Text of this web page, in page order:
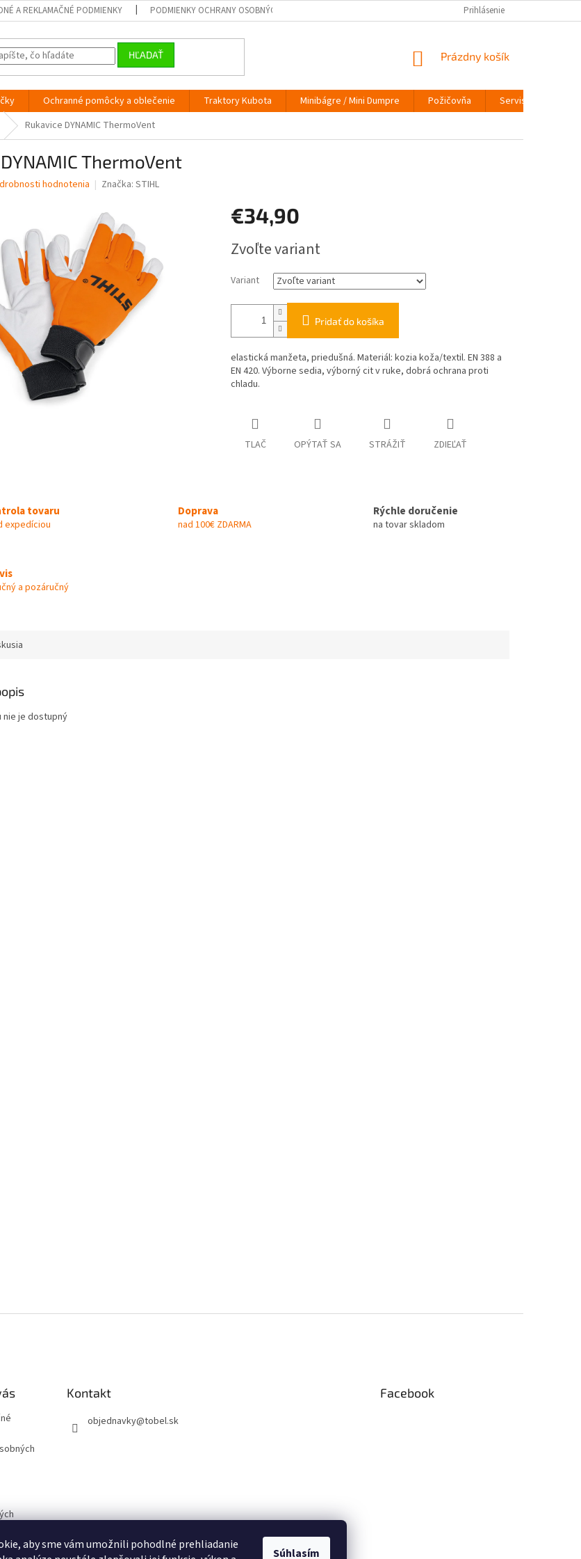
aby sme vám umožnili pohodlné prehliadanie
Súhlasím
A REKLAMAČNÉ PODMIENKY PODMIENKY OCHRANY OSOBNÝCH ÚDAJOV VYMEŇ STARÝ ZA NOVÝ
Prihlásenie
HĽADAŤ
NÁKUPNÝ
Prázdny košík
Ochranné pomôcky a oblečenie Traktory Kubota Minibágre / Mini Dumpre Požičovňa Servis
Rukavice DYNAMIC ThermoVent
ThermoVent
hodnotenia Značka: STIHL
€34,90
cena:
Zvoľte variant
Variant
Pridať do košíka
elastická manžeta, priedušná. Materiál: kozia koža/textil. EN 388 a
EN 420. Výborne sedia, výborný cit v ruke, dobrá ochrana proti
chladu.
TLAČ OPÝTAŤ SA STRÁŽIŤ ZDIEĽAŤ
tovaru
expedíciou
Doprava
nad 100€ ZDARMA
Rýchle doručenie
na tovar skladom
a pozáručný
je dostupný
Kontakt
objednavky@tobel.sk
Facebook